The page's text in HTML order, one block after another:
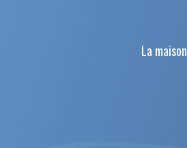
La maison